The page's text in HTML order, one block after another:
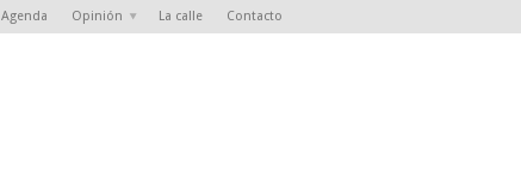
Agenda Opinión La calle Contacto